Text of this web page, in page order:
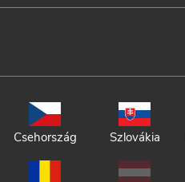
Csehország Szlovákia